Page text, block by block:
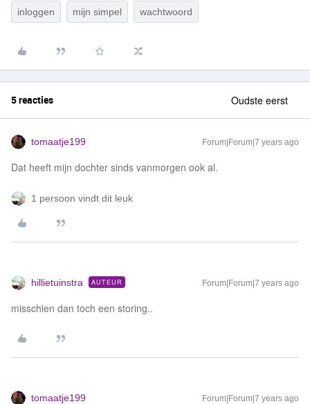
inloggen mijn simpel wachtwoord
5 reacties Oudste eerst
tomaatje199 Forum|Forum|7 years ago
Dat heeft mijn dochter sinds vanmorgen ook al.
1 persoon vindt dit leuk
hillietuinstra AUTEUR Forum|Forum|7 years ago
misschien dan toch een storing..
tomaatje199 Forum|Forum|7 years ago